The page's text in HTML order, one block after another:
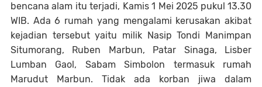
bencana alam itu terjadi, Kamis 1 Mei 2025 pukul 13.30
WIB. Ada 6 rumah yang mengalami kerusakan akibat
kejadian tersebut yaitu milik Nasip Tondi Manimpan
Situmorang, Ruben Marbun, Patar Sinaga, Lisber
Lumban Gaol, Sabam Simbolon termasuk rumah
Marudut Marbun. Tidak ada korban jiwa dalam